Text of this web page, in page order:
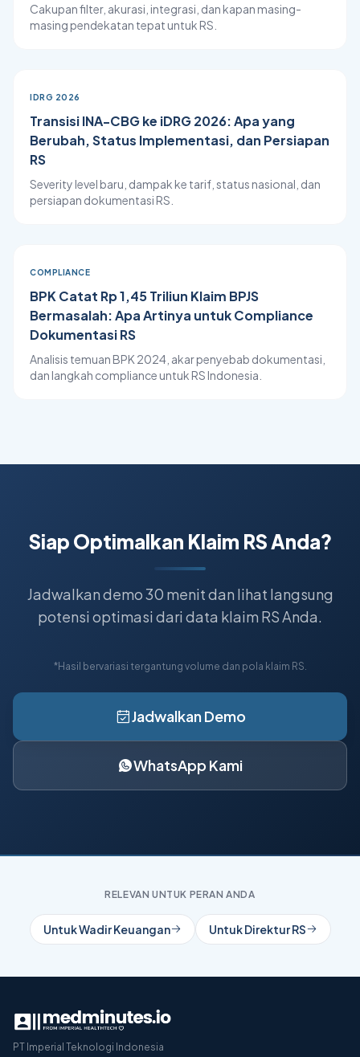
Cakupan filter, akurasi, integrasi, dan kapan masing-
masing pendekatan tepat untuk RS.
IDRG 2026
Transisi INA-CBG ke iDRG 2026: Apa yang
Berubah, Status Implementasi, dan Persiapan
RS
Severity level baru, dampak ke tarif, status nasional, dan
persiapan dokumentasi RS.
COMPLIANCE
BPK Catat Rp 1,45 Triliun Klaim BPJS
Bermasalah: Apa Artinya untuk Compliance
Dokumentasi RS
Analisis temuan BPK 2024, akar penyebab dokumentasi,
dan langkah compliance untuk RS Indonesia.
Siap Optimalkan Klaim RS Anda?
Jadwalkan demo 30 menit dan lihat langsung
potensi optimasi dari data klaim RS Anda.
*Hasil bervariasi tergantung volume dan pola klaim RS.
Jadwalkan Demo
WhatsApp Kami
RELEVAN UNTUK PERAN ANDA
Untuk Wadir Keuangan Untuk Direktur RS
PT Imperial Teknologi Indonesia